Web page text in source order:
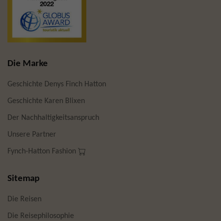
Die Marke
Geschichte Denys Finch Hatton
Geschichte Karen Blixen
Der Nachhaltigkeitsanspruch
Unsere Partner
Fynch-Hatton Fashion
Sitemap
Die Reisen
Die Reisephilosophie